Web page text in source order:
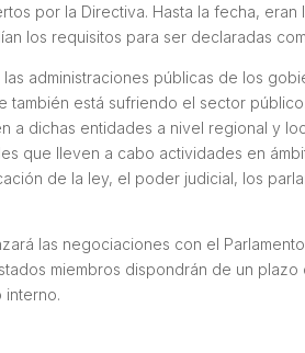
por la Directiva. Hasta la fecha, eran
los requisitos para ser declaradas
las administraciones públicas de los
está sufriendo el sector
a dichas entidades a nivel regional y
que lleven a cabo actividades en
de la ley, el poder judicial, los
las negociaciones con el
miembros dispondrán de un
interno.